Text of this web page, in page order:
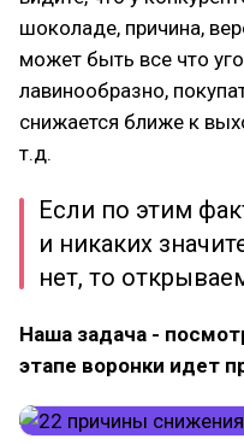
шоколаде, причина,
может быть все что
лавинообразно,
снижается ближе к
т.д.
Если по этим
и никаких
нет, то
Наша задача -
этапе воронки идет